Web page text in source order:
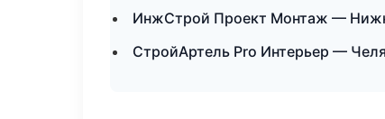
ИнжСтрой Проект Монтаж —
СтройАртель Pro Интерьер —